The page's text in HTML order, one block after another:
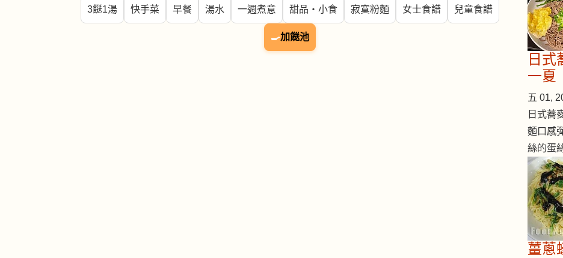
3餸1湯 快手菜 早餐 湯水 一週煮意 甜品・小食 寂寞粉麵 女士食譜 兒童食譜
🍳加餸池
日式
一夏
五 01,
日式蕎
麵口感
絲的蛋
薑蔥